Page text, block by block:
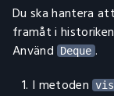
Du ska hantera
framåt i
Använd Deque .
I metoden